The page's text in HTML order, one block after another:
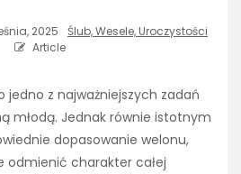
2025
Ślub, Wesele, Uroczystości
Article
jedno z najważniejszych zadań
młodą. Jednak równie istotnym
dopasowanie welonu,
odmienić charakter całej